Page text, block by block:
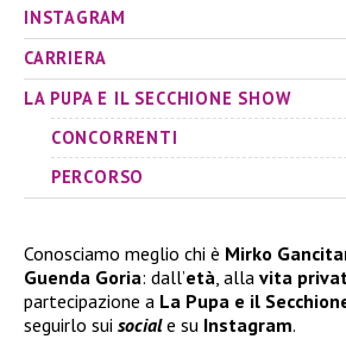
INSTAGRAM
CARRIERA
LA PUPA E IL SECCHIONE SHOW
CONCORRENTI
PERCORSO
Conosciamo meglio chi è Mirko
Guenda Goria: dall’età, alla vita
partecipazione a La Pupa e il
seguirlo sui sociale su Instagram.